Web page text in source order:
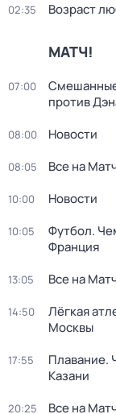
02:35 Возраст
МАТЧ!
07:00
против
08:00 Новости
08:05 Все на
10:00 Новости
10:05
Футбол.
Франция
13:05 Все на
14:50
Лёгкая
Москвы
17:55
Плавание.
Казани
20:25 Все на